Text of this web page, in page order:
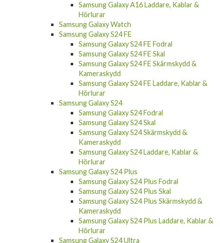
Samsung Galaxy A16 Laddare, Kablar &
Hörlurar
Samsung Galaxy Watch
Samsung Galaxy S24 FE
Samsung Galaxy S24 FE Fodral
Samsung Galaxy S24 FE Skal
Samsung Galaxy S24 FE Skärmskydd &
Kameraskydd
Samsung Galaxy S24 FE Laddare, Kablar &
Hörlurar
Samsung Galaxy S24
Samsung Galaxy S24 Fodral
Samsung Galaxy S24 Skal
Samsung Galaxy S24 Skärmskydd &
Kameraskydd
Samsung Galaxy S24 Laddare, Kablar &
Hörlurar
Samsung Galaxy S24 Plus
Samsung Galaxy S24 Plus Fodral
Samsung Galaxy S24 Plus Skal
Samsung Galaxy S24 Plus Skärmskydd &
Kameraskydd
Samsung Galaxy S24 Plus Laddare, Kablar &
Hörlurar
Samsung Galaxy S24 Ultra